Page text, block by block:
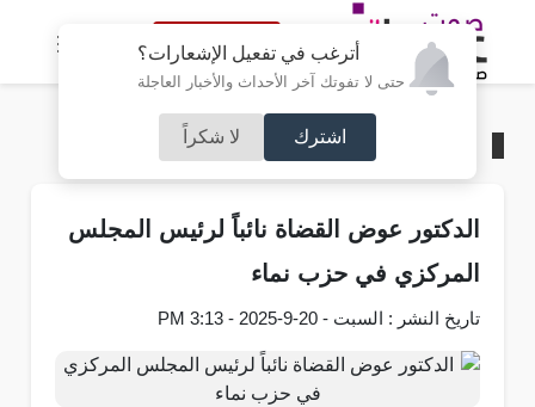
أترغب في تفعيل الإشعارات؟
حتى لا تفوتك آخر الأحداث والأخبار العاجلة
اشترك لا شكراً
النسخة الكاملة
مجتمع صوت عمان
الدكتور عوض القضاة نائباً لرئيس المجلس
المركزي في حزب نماء
تاريخ النشر : السبت - 20-9-2025 - 3:13 PM